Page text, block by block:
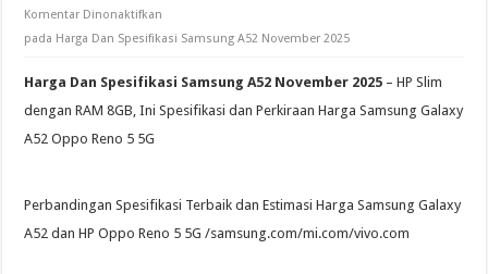
Komentar Dinonaktifkan
pada Harga Dan Spesifikasi Samsung A52 November 2025
Harga Dan Spesifikasi Samsung A52 November 2025 – HP Slim
dengan RAM 8GB, Ini Spesifikasi dan Perkiraan Harga Samsung Galaxy
A52 Oppo Reno 5 5G
Perbandingan Spesifikasi Terbaik dan Estimasi Harga Samsung Galaxy
A52 dan HP Oppo Reno 5 5G /samsung.com/mi.com/vivo.com